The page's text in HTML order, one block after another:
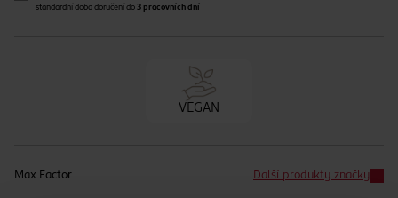
standardní doba doručení do 3 pracovních dní
VEGAN
Max Factor Další produkty značky